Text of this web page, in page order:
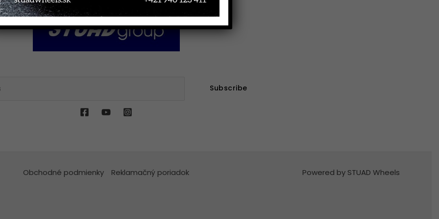
Subscribe
Obchodné podmienky Reklamačný poriadok Powered by STUAD Wheels